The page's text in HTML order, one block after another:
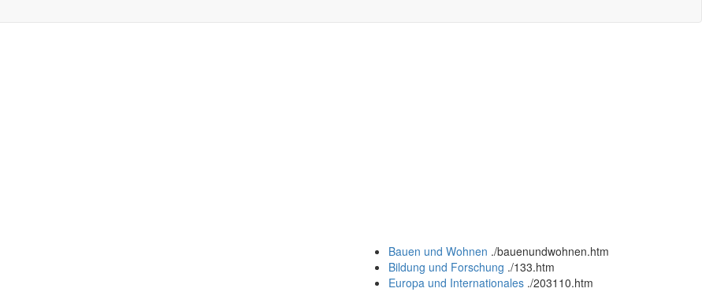
Bauen und Wohnen ./bauenundwohnen.htm
Bildung und Forschung ./133.htm
Europa und Internationales ./203110.htm